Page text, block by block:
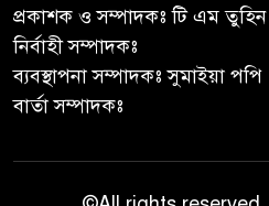
প্রশাসন
প্রকাশক ও সম্পাদকঃ টি এম তুহিন
নির্বাহী সম্পাদকঃ
ব্যবস্থাপনা সম্পাদকঃ সুমাইয়া পপি
বার্তা সম্পাদকঃ